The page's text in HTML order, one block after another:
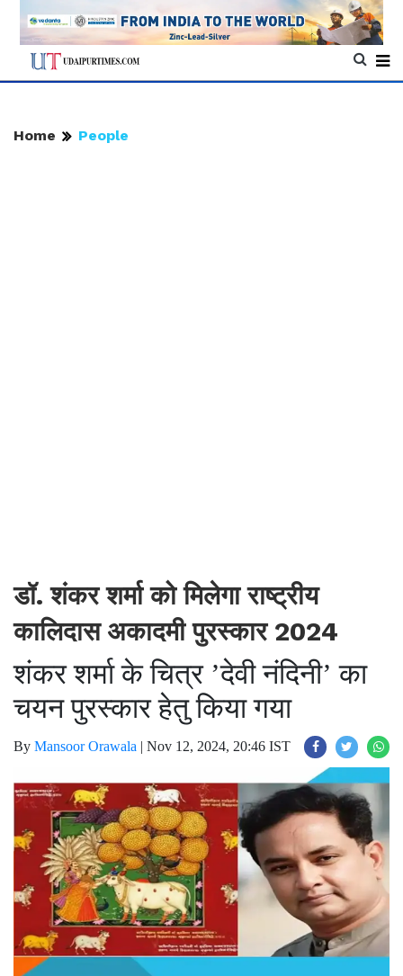
Home People
डॉ. शंकर शर्मा को मिलेगा राष्ट्रीय
कालिदास अकादमी पुरस्कार 2024
शंकर शर्मा के चित्र ’देवी नंदिनी’ का
चयन पुरस्कार हेतु किया गया
By Mansoor Orawala | Nov 12, 2024, 20:46 IST